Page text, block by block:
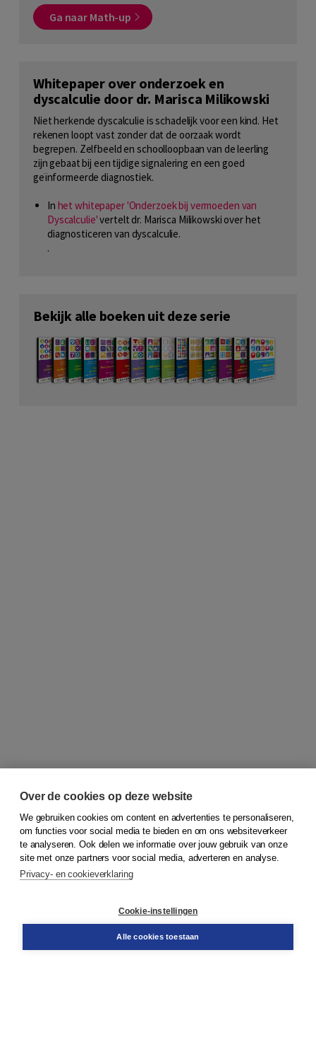
Ga naar Math-up
Whitepaper over onderzoek en
dyscalculie door dr. Marisca Milikowski
Niet herkende dyscalculie is schadelijk voor een kind. Het
rekenen loopt vast zonder dat de oorzaak wordt
begrepen. Zelfbeeld en schoolloopbaan van de leerling
zijn gebaat bij een tijdige signalering en een goed
geïnformeerde diagnostiek.
In het whitepaper 'Onderzoek bij vermoeden van
Dyscalculie'vertelt dr. Marisca Milikowski over het
diagnosticeren van dyscalculie.
.
Bekijk alle boeken uit deze serie
© 2026Koninklijke Boom uitgevers
Bestellen
Over de cookies op deze website
We gebruiken cookies om content en advertenties te personaliseren,
om functies voor social media te bieden en om ons websiteverkeer
te analyseren. Ook delen we informatie over jouw gebruik van onze
site met onze partners voor social media, adverteren en analyse.
Privacy- en cookieverklaring
Cookie-instellingen
Alle cookies toestaan